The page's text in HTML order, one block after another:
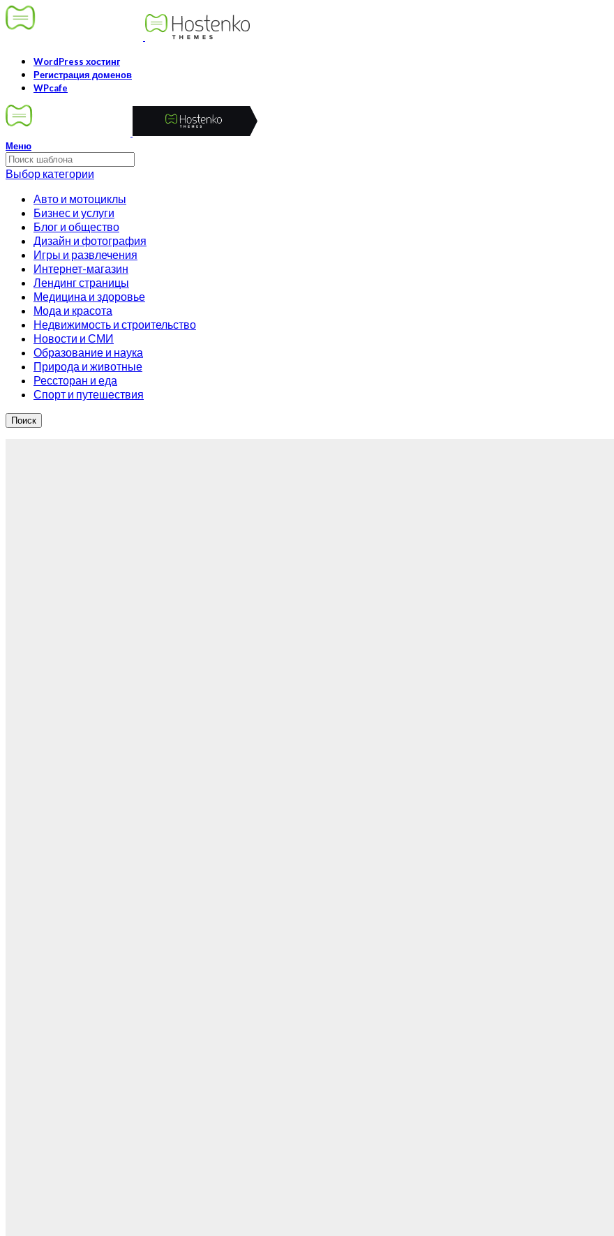
WordPress хостинг
Регистрация доменов
WPcafe
Меню
Выбор категории
Авто и мотоциклы
Бизнес и услуги
Блог и общество
Дизайн и фотография
Игры и развлечения
Интернет-магазин
Лендинг страницы
Медицина и здоровье
Мода и красота
Недвижимость и строительство
Новости и СМИ
Образование и наука
Природа и животные
Рессторан и еда
Спорт и путешествия
Поиск